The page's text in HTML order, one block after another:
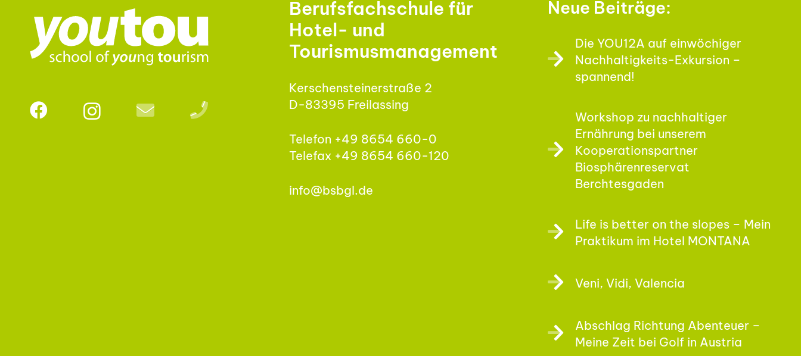
Berufsfachschule für
Hotel- und
Tourismusmanagement
Kerschensteinerstraße 2
D-83395 Freilassing
Telefon +49 8654 660-0
Telefax +49 8654 660-120
info@bsbgl.de
Neue Beiträge:
Die YOU12A auf einwöchiger
Nachhaltigkeits-Exkursion –
spannend!
Workshop zu nachhaltiger
Ernährung bei unserem
Kooperationspartner
Biosphärenreservat
Berchtesgaden
Life is better on the slopes – Mein
Praktikum im Hotel MONTANA
Veni, Vidi, Valencia
Abschlag Richtung Abenteuer –
Meine Zeit bei Golf in Austria